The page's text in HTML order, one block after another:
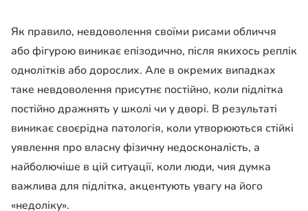
Як правило, невдоволення своїми рисами обличчя
або фігурою виникає епізодично, після якихось реплік
однолітків або дорослих. Але в окремих випадках
таке невдоволення присутнє постійно, коли підлітка
постійно дражнять у школі чи у дворі. В результаті
виникає своєрідна патологія, коли утворюються стійкі
уявлення про власну фізичну недосконалість, а
найболючіше в цій ситуації, коли люди, чия думка
важлива для підлітка, акцентують увагу на його
«недоліку».